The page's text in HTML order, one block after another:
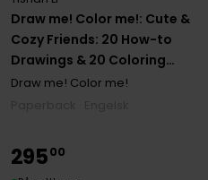
Draw me! Color me!: Cute &
Cozy Friends: 20 How-to
Drawings & 20 Coloring
Pages
Draw me! Color me!
29500